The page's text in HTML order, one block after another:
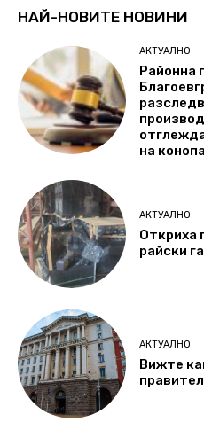
НАЙ-НОВИТЕ НОВИНИ
АКТУАЛНО
Районна
на конопа
АКТУАЛНО
Откриха
райски
АКТУАЛНО
Вижте